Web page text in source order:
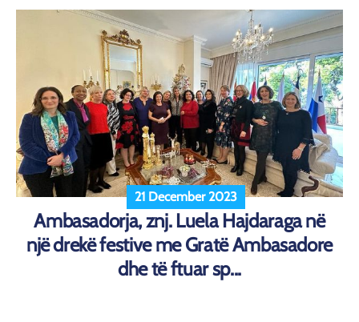
21 December 2023
Ambasadorja, znj. Luela Hajdaraga në
një drekë festive me Gratë Ambasadore
dhe të ftuar sp...